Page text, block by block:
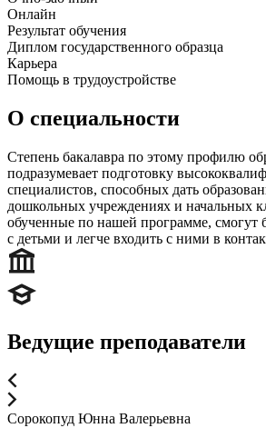
Онлайн
Результат обучения
Диплом государственного образца
Карьера
Помощь в трудоустройстве
О специальности
Степень бакалавра по этому профилю
подразумевает подготовку
специалистов, способных дать
дошкольных учреждениях и начальных
обученные по нашей программе, смогут
с детьми и легче входить с ними в
Ведущие преподаватели
Сорокопуд Юнна Валерьевна